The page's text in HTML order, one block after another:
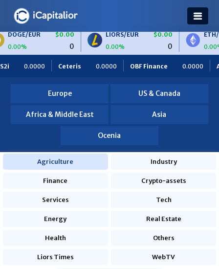
$0.00
LIORS/EUR
0.00%
$0.00
ETH/BTC
0.00%
0.0000 OBF Finance 0.0000 Africa Foodies
Europe US & Canada
Africa & Middle East Asia
Ocenia
Agriculture Industry
Finance Crypto-assets
Services Tech
Energy Real Estate
Health Others
Liors Times WebTV